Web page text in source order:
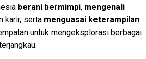
berani bermimpi, mengenali
karir, serta menguasai keterampilan
untuk mengeksplorasi berbagai